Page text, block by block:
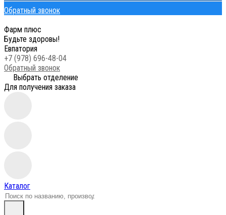
Обратный звонок
Фарм плюс
Будьте здоровы!
Евпатория
+7 (978) 696-48-04
Обратный звонок
Выбрать отделение
Для получения заказа
Каталог